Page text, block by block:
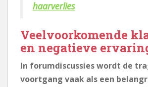
haarverlies
Veelvoorkomende
en negatieve
In forumdiscussies wordt de
voortgang vaak als een